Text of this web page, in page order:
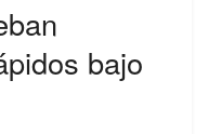
bajo